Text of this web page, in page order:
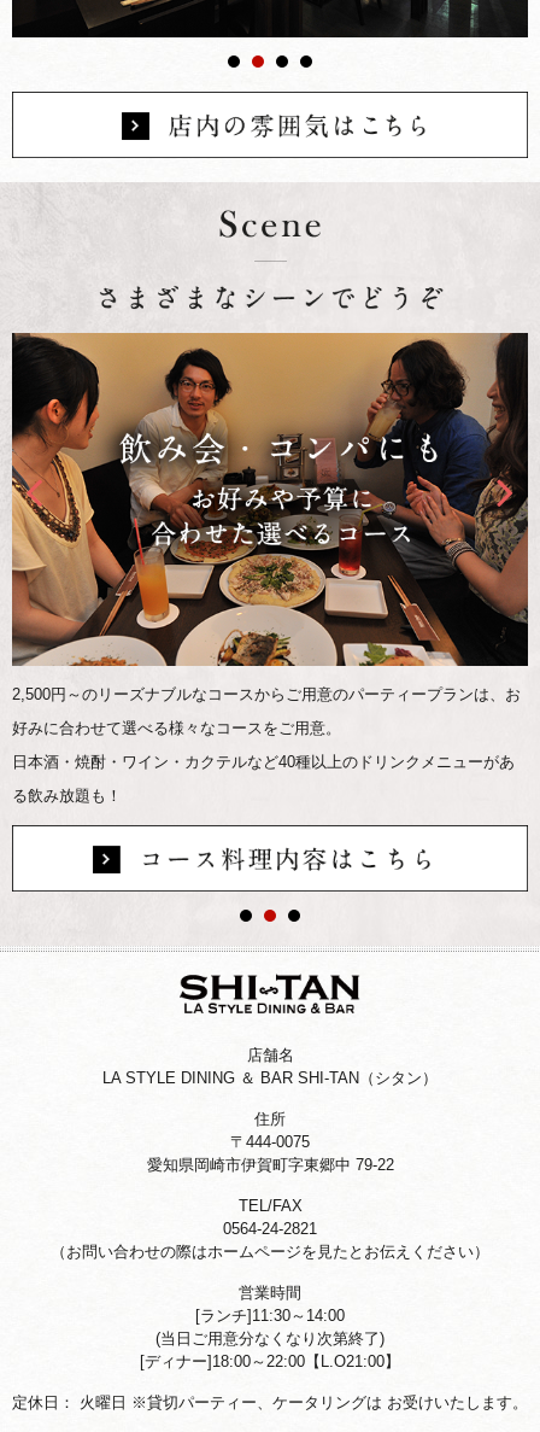
2,500円～のリーズナブルなコースからご用意のパーティープランは、お
好みに合わせて選べる様々なコースをご用意。
日本酒・焼酎・ワイン・カクテルなど40種以上のドリンクメニューがあ
る飲み放題も！
店舗名
LA STYLE DINING ＆ BAR SHI-TAN（シタン）
住所
〒444-0075
愛知県岡崎市伊賀町字東郷中 79-22
TEL/FAX
0564-24-2821
（お問い合わせの際はホームページを 見たとお伝えください）
営業時間
[ランチ]11:30～14:00
(当日ご用意分なくなり次第終了)
[ディナー]18:00～22:00【L.O21:00】
定休日： 火曜日 ※貸切パーティー、ケータリングは お受けいたします。